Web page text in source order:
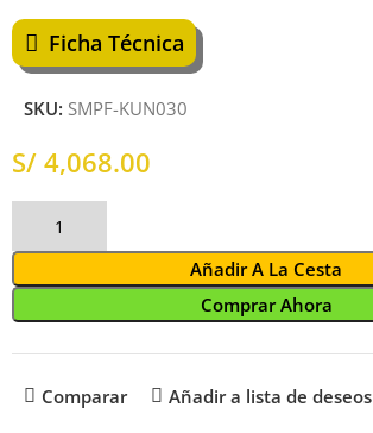
Ficha Técnica
SKU: SMPF-KUN030
S/
Añadir A La Cesta
Comprar Ahora
Comparar Añadir a lista de deseos